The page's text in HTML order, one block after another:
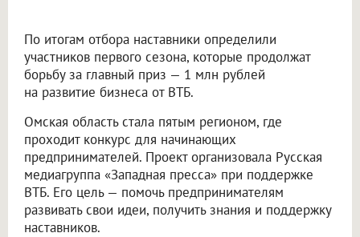
По итогам отбора наставники определили
участников первого сезона, которые продолжат
борьбу за главный приз — 1 млн рублей
на развитие бизнеса от ВТБ.
Омская область стала пятым регионом, где
проходит конкурс для начинающих
предпринимателей. Проект организовала Русская
медиагруппа «Западная пресса» при поддержке
ВТБ. Его цель — помочь предпринимателям
развивать свои идеи, получить знания и поддержку
наставников.